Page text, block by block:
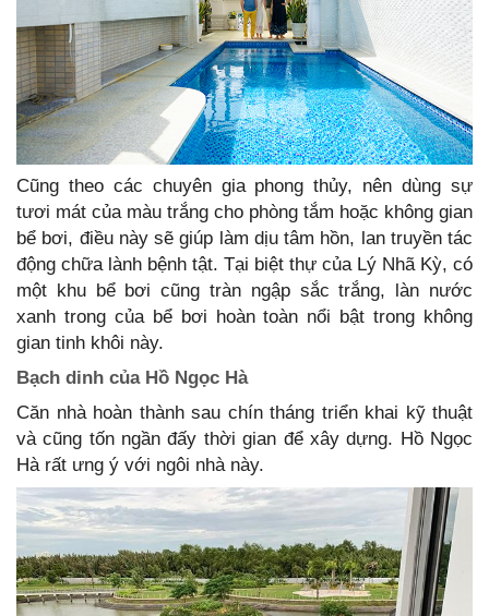
Cũng theo các chuyên gia phong thủy, nên dùng sự
tươi mát của màu trắng cho phòng tắm hoặc không gian
bể bơi, điều này sẽ giúp làm dịu tâm hồn, lan truyền tác
động chữa lành bệnh tật. Tại biệt thự của Lý Nhã Kỳ, có
một khu bể bơi cũng tràn ngập sắc trắng, làn nước
xanh trong của bể bơi hoàn toàn nổi bật trong không
gian tinh khôi này.
Bạch dinh của Hồ Ngọc Hà
Căn nhà hoàn thành sau chín tháng triển khai kỹ thuật
và cũng tốn ngần đấy thời gian để xây dựng. Hồ Ngọc
Hà rất ưng ý với ngôi nhà này.